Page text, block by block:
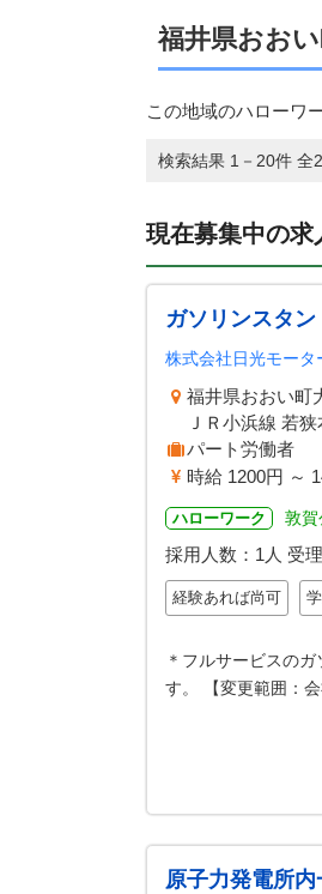
福井県おお
この地域のハローワ
検索結果 1－20件 全
現在募集中の求
ガソリンスタ
株式会社日光モータ
福井県おおい町
ＪＲ小浜線 若
パート労働者
時給 1200円 ～
ハローワーク 敦賀
採用人数：1人 受
経験あれば尚可
＊フルサービスの
す。 【変更範囲：
原子力発電所内